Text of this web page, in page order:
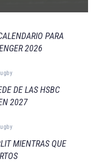
PARA
2026
DE LAS HSBC
2027
MIENTRAS QUE